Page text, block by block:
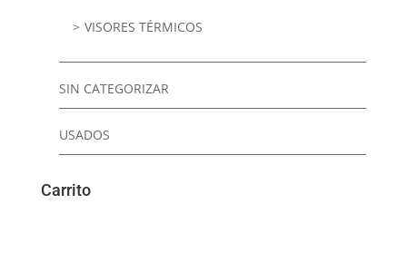
VISORES TÉRMICOS
SIN CATEGORIZAR
USADOS
Carrito